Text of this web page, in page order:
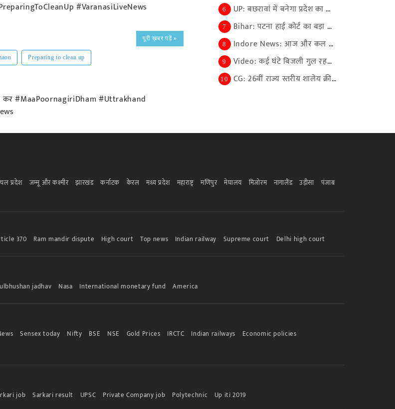
#VaranasiLiveNews
पूरी ख़बर पढ़ें »
Preparing to clean up
कर #MaaPoornagiriDham #Uttrakhand
6 UP: बछरावां में बनेगा प्रदेश का सबसे बड़ा औद्योगिक...
7 Bihar: पटना हाई कोर्ट का बड़ा फैसला, बर्खास्त मुखि...
8 Indore News: आज और कल इंदौर में न्यायविदों का महाक...
9 Video: कई घंटे बिजली गुल रहने से भड़के लोग, सड़क ज...
10 CG: 26वीं राज्य स्तरीय शालेय क्रीड़ा प्रतियोगिता क...
प्रदेश जम्मू और कश्मीर झारखंड कर्नाटक केरल मध्य प्रदेश महाराष्ट्र मणिपुर मेघालय मिजोरम नागालैंड उड़ीसा
पंजाब
370 Ram mandir dispute High court Top news Indian railway Supreme court Delhi high court
jadhav Nasa International monetary fund America
Sensex today Nifty BSE NSE Gold Prices IRCTC Indian railways
Economic policies
job Sarkari result UPSC Private Company job Polytechnic Up iti 2019